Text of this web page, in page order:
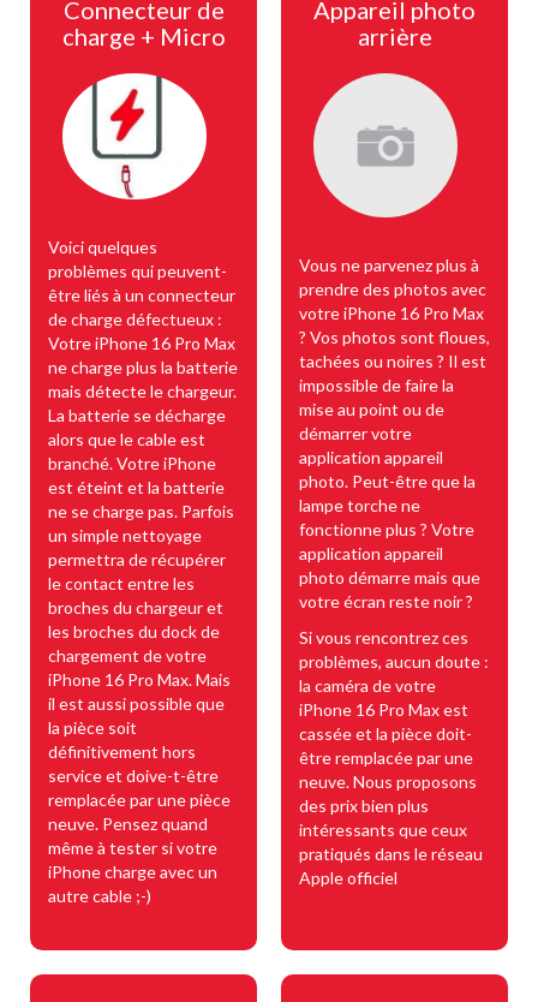
Connecteur de
charge + Micro
Voici quelques
problèmes qui peuvent-
être liés à un connecteur
de charge défectueux :
Votre iPhone 16 Pro Max
ne charge plus la batterie
mais détecte le chargeur.
La batterie se décharge
alors que le cable est
branché. Votre iPhone
est éteint et la batterie
ne se charge pas. Parfois
un simple nettoyage
permettra de récupérer
le contact entre les
broches du chargeur et
les broches du dock de
chargement de votre
iPhone 16 Pro Max. Mais
il est aussi possible que
la pièce soit
définitivement hors
service et doive-t-être
remplacée par une pièce
neuve. Pensez quand
même à tester si votre
iPhone charge avec un
autre cable ;-)
Appareil photo
arrière
Vous ne parvenez plus à
prendre des photos avec
votre iPhone 16 Pro Max
? Vos photos sont floues,
tachées ou noires ? Il est
impossible de faire la
mise au point ou de
démarrer votre
application appareil
photo. Peut-être que la
lampe torche ne
fonctionne plus ? Votre
application appareil
photo démarre mais que
votre écran reste noir ?
Si vous rencontrez ces
problèmes, aucun doute :
la caméra de votre
iPhone 16 Pro Max est
cassée et la pièce doit-
être remplacée par une
neuve. Nous proposons
des prix bien plus
intéressants que ceux
pratiqués dans le réseau
Apple officiel